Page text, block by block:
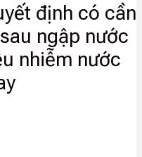
định có cần
ngập nước
nhiễm nước